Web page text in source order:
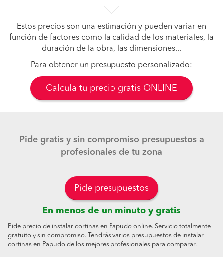
Estos precios son una estimación y pueden variar en
función de factores como la calidad de los materiales, la
duración de la obra, las dimensiones...
Para obtener un presupuesto personalizado:
Calcula tu precio gratis ONLINE
Pide gratis y sin compromiso presupuestos a
profesionales de tu zona
Pide presupuestos
En menos de un minuto y gratis
Pide precio de instalar cortinas en Papudo online. Servicio totalmente
gratuito y sin compromiso. Tendrás varios presupuestos de instalar
cortinas en Papudo de los mejores profesionales para comparar.